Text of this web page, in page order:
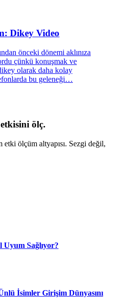
Dikey Video
önceki dönemi aklınıza
çünkü konuşmak ve
olarak daha kolay
bu geleneği…
ölç.
etki ölçüm altyapısı. Sezgi değil,
Sağlıyor?
İsimler Girişim Dünyasını